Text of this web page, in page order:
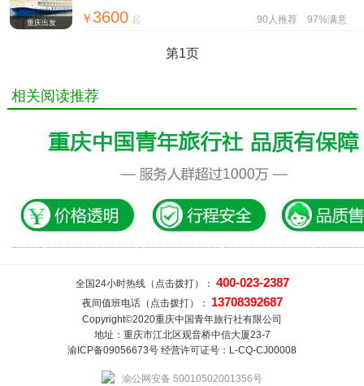
重庆出发 ￥3600 起 90人推荐 97%满意
第1页
相关阅读推荐
全国24小时热线（点击拨打）： 400-023-2387
夜间值班电话（点击拨打）： 13708392687
Copyright©2020重庆中国青年旅行社有限公司
地址：重庆市江北区观音桥中信大厦23-7
渝ICP备09056673号 经营许可证号：L-CQ-CJ00008
渝公网安备 50010502001356号